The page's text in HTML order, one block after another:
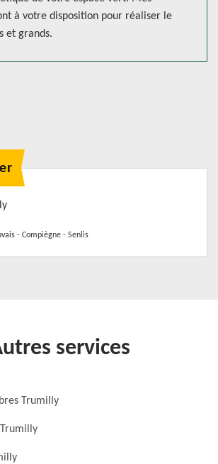
à votre disposition pour réaliser le
et grands.
- Compiègne - Senlis
services
Trumilly
Trumilly